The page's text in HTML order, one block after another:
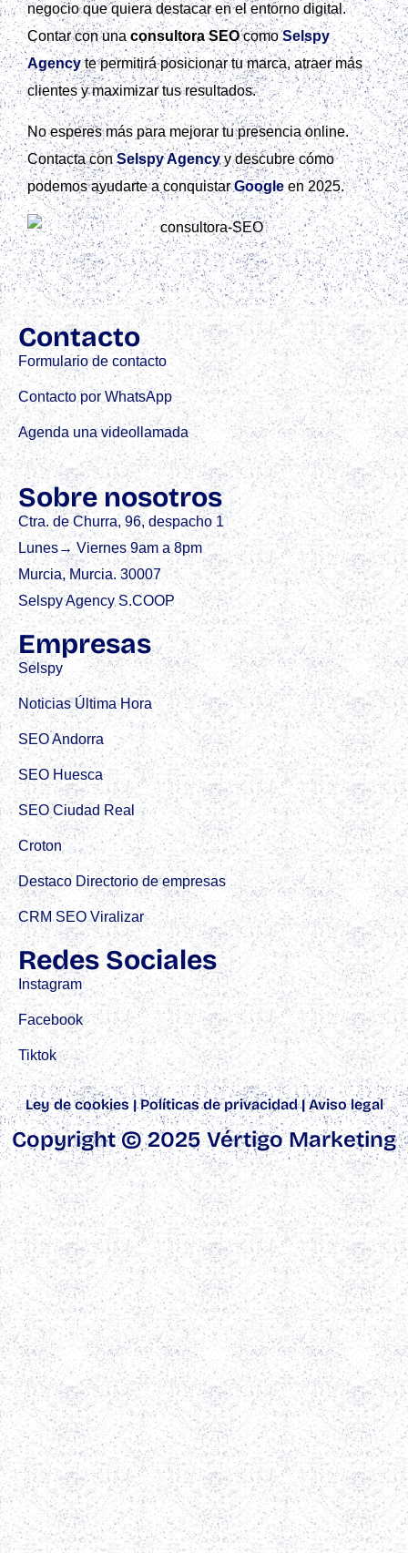
negocio que quiera destacar en el entorno digital.
Contar con unaconsultora SEOcomoSelspy
Agencyte permitirá posicionar tu marca, atraer más
clientes y maximizar tus resultados.
No esperes más para mejorar tu presencia online.
Contacta conSelspy Agencyy descubre cómo
podemos ayudarte a conquistarGoogle en 2025.
Contacto
Formulario de contacto
Contacto por WhatsApp
Agenda una videollamada
Sobre nosotros
Ctra. de Churra, 96, despacho 1
Lunes→ Viernes 9am a 8pm
Murcia, Murcia. 30007
Selspy Agency S.COOP
Empresas
Selspy
Noticias Última Hora
SEO Andorra
SEO Huesca
SEO Ciudad Real
Croton
Destaco Directorio de empresas
CRM SEO Viralizar
Redes Sociales
Instagram
Facebook
Tiktok
Ley de cookies |Políticas de privacidad|Aviso legal
Copyright © 2025 Vértigo Marketing